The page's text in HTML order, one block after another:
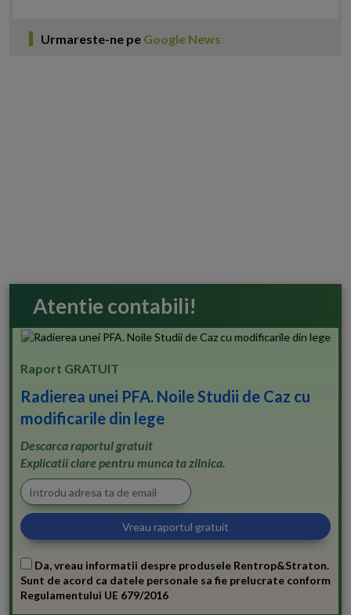
Urmareste-ne pe Google News
Atentie contabili!
Raport GRATUIT
Radierea unei PFA. Noile Studii de Caz cu
modificarile din lege
Descarca raportul gratuit
Explicatii clare pentru munca ta zilnica.
Da, vreau informatii despre produsele Rentrop&Straton.
Sunt de acord ca datele personale sa fie prelucrate conform
Regulamentului UE 679/2016